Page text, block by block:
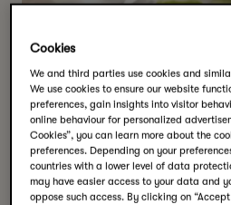
Cookies
We and third parties use cookies and
We use cookies to ensure our website
preferences, gain insights into visitor
online behaviour for personalized
Cookies”, you can learn more about the
preferences. Depending on your
countries with a lower level of data
may have easier access to your data and
oppose such access. By clicking on